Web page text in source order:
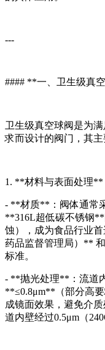
---
#### **一、卫生级真
卫生级真空球阀是为
求而设计的阀门，其主
1. **材料与表面处理**
- **材质**：阀体通常
**316L超低碳不锈钢
蚀），成为食品行业
药品监督管理局）**
标准。
- **抛光处理**：流道
**≤0.8μm**（部分高
成镜面效果，避免介
道内壁经过0.5μm（